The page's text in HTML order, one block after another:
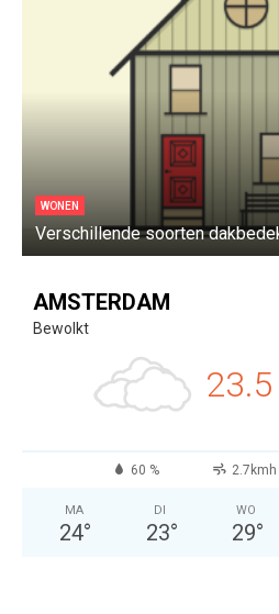
WONEN
Verschillende soorten
AMSTERDAM
Bewolkt
23.5
60 % 2.7kmh
MA
24°
DI
23°
WO
29°